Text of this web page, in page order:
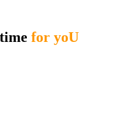
for yoU